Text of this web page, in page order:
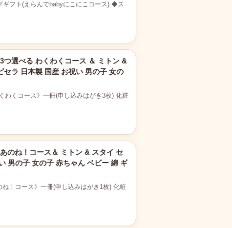
ギフト(えらんでbabyにこにこコース) ◆ス
つ選べる わくわくコース ＆ ミトン &
セラ 日本製 国産 お祝い 男の子 女の
わくコース》一冊(申し込みはがき3枚) 化粧
のね！コース＆ ミトン & スタイ セ
男の子 女の子 赤ちゃん ベビー 綿 ギ
！コース》一冊(申し込みはがき1枚) 化粧